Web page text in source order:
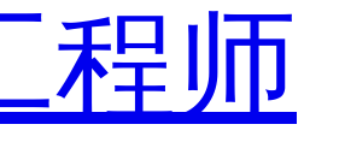
程师